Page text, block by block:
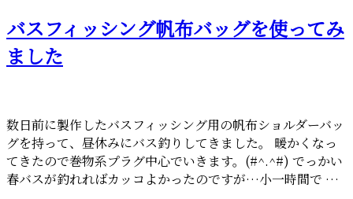
日:
バスフィッシング帆布バッグを使ってみ
ました
数日前に製作したバスフィッシング用の帆布ショルダーバッ
グを持って、昼休みにバス釣りしてきました。 暖かくなっ
てきたので巻物系プラグ中心でいきます。(#^.^#) でっかい
春バスが釣れればカッコよかったのですが…小一時間で …